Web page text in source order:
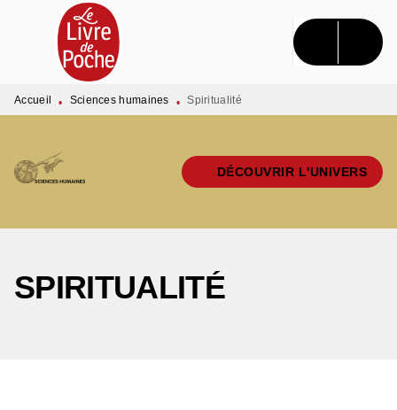
MENU RECHERCHE CONTENU
PIED DE PAGE
Accueil • Sciences humaines • Spiritualité
DÉCOUVRIR L'UNIVERS
SPIRITUALITÉ